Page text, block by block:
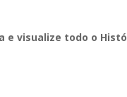
e visualize todo o